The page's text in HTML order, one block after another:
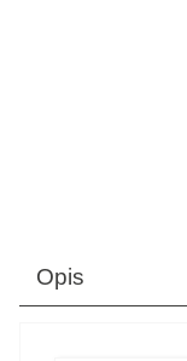
Opis